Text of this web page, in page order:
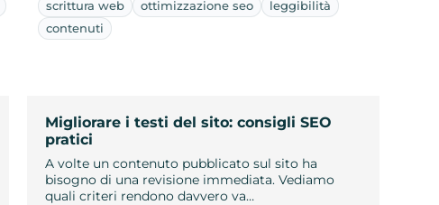
scrittura web ottimizzazione seo
leggibilità
contenuti
Migliorare i testi del sito: consigli SEO
pratici
A volte un contenuto pubblicato sul sito ha
bisogno di una revisione immediata. Vediamo
quali criteri rendono davvero va…